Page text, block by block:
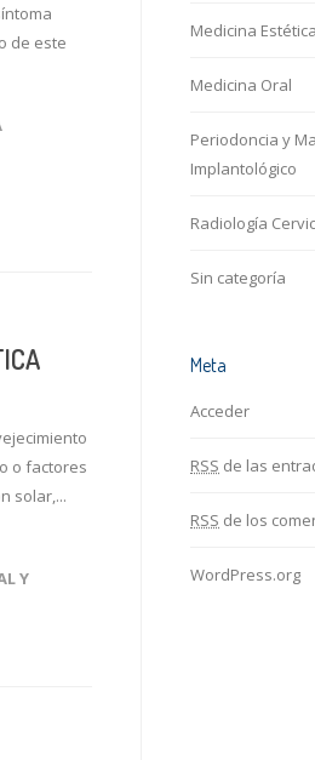
de este
o factores
solar,...
Y
Medicina
Medicina Oral
Periodoncia y
Implantológico
Radiología
Sin categoría
Meta
Acceder
RSS de las
RSS de los
WordPress.org